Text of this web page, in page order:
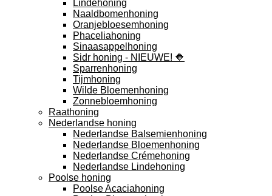
Lindehoning
Naaldbomenhoning
Oranjebloesemhoning
Phaceliahoning
Sinaasappelhoning
Sidr honing - NIEUWE! 🔶
Sparrenhoning
Tijmhoning
Wilde Bloemenhoning
Zonnebloemhoning
Raathoning
Nederlandse honing
Nederlandse Balsemienhoning
Nederlandse Bloemenhoning
Nederlandse Crémehoning
Nederlandse Lindehoning
Poolse honing
Poolse Acaciahoning